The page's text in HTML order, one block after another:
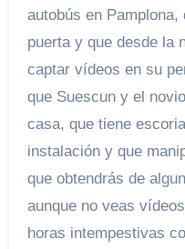
autobús en
puerta y que desde la
captar vídeos en su
que Suescun y el
casa, que tiene
instalación y que
que obtendrás de
aunque no veas
horas intempestivas